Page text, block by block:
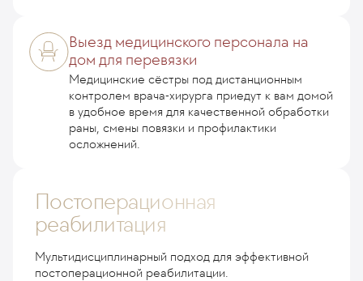
Выезд медицинского персонала на
дом для перевязки
Медицинские сёстры под дистанционным
контролем врача-хирурга приедут к вам домой
в удобное время для качественной обработки
раны, смены повязки и профилактики
осложнений.
Постоперационная
реабилитация
Мультидисциплинарный подход для эффективной
постоперационной реабилитации.